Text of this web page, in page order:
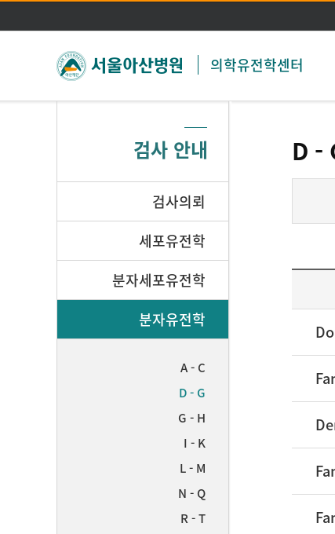
의학유전학센터
검사 안내
검사의뢰
세포유전학
분자세포유전학
분자유전학
A - C
D - G
G - H
I - K
L - M
N - Q
R - T
D -